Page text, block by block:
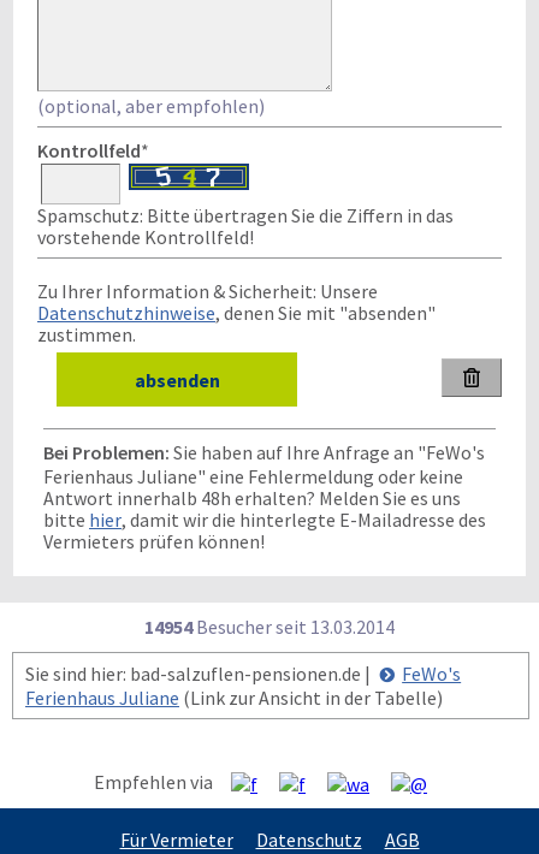
(optional, aber empfohlen)
Kontrollfeld*
Spamschutz: Bitte übertragen Sie die Ziffern in das
vorstehende Kontrollfeld!
Zu Ihrer Information & Sicherheit: Unsere
Datenschutzhinweise, denen Sie mit "absenden"
zustimmen.

Bei Problemen: Sie haben auf Ihre Anfrage an "FeWo's
Ferienhaus Juliane" eine Fehlermeldung oder keine
Antwort innerhalb 48h erhalten? Melden Sie es uns
bitte hier, damit wir die hinterlegte E-Mailadresse des
Vermieters prüfen können!
14954Besucher seit 13.03.2014
Sie sind hier: bad-salzuflen-pensionen.de |
FeWo's
Ferienhaus Juliane (Link zur Ansicht in der Tabelle)
Empfehlen via
Für Vermieter Datenschutz AGB